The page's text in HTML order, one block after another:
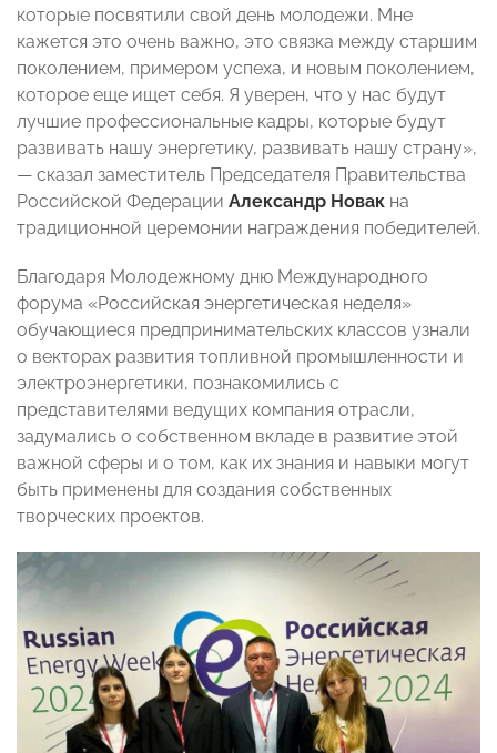
которые посвятили свой день молодежи. Мне
кажется это очень важно, это связка между старшим
поколением, примером успеха, и новым поколением,
которое еще ищет себя. Я уверен, что у нас будут
лучшие профессиональные кадры, которые будут
развивать нашу энергетику, развивать нашу страну»,
— сказал заместитель Председателя Правительства
Российской Федерации Александр Новак на
традиционной церемонии награждения победителей.
Благодаря Молодежному дню Международного
форума «Российская энергетическая неделя»
обучающиеся предпринимательских классов узнали
о векторах развития топливной промышленности и
электроэнергетики, познакомились с
представителями ведущих компания отрасли,
задумались о собственном вкладе в развитие этой
важной сферы и о том, как их знания и навыки могут
быть применены для создания собственных
творческих проектов.